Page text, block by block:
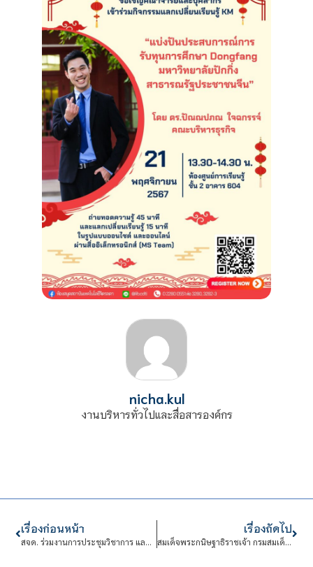
nicha.kul
งานบริหารทั่วไปและสื่อสารองค์กร
เรื่องก่อนหน้า
สจด. ร่วมงานการประชุมวิชาการ และนิทรรศการด้านความปลอดภัยและอาชีวอนามัยแห่งภูมิภาคเอเซีย-แปซิฟิก APOSHO ครั้งที่ 38 : 2024
เรื่องถัดไป
สมเด็จพระกนิษฐาธิราชเจ้า กรมสมเด็จพระเทพรัตนราชสุดา สยามบรมราชกุมารีเสด็จพระราชดำเนินทอดพระเนตรความก้าวหน้าสำนักวิชาเกษตรนวัตสถาบันเทคโนโลยีจิตรลดา